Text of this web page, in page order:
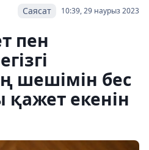
10:39, 29 наурыз 2023
Саясат
пен
шешімін бес
екенін